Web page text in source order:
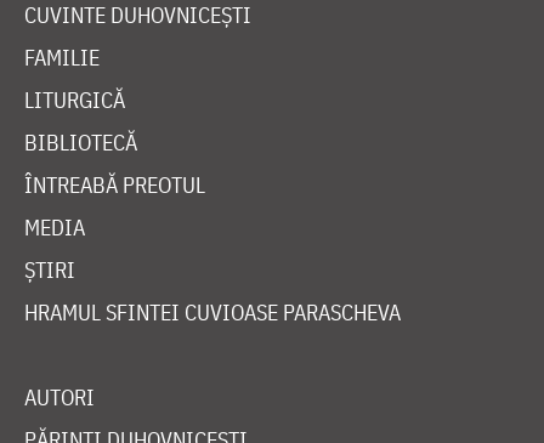
CUVINTE DUHOVNICEȘTI
FAMILIE
LITURGICĂ
BIBLIOTECĂ
ÎNTREABĂ PREOTUL
MEDIA
ȘTIRI
HRAMUL SFINTEI CUVIOASE PARASCHEVA
AUTORI